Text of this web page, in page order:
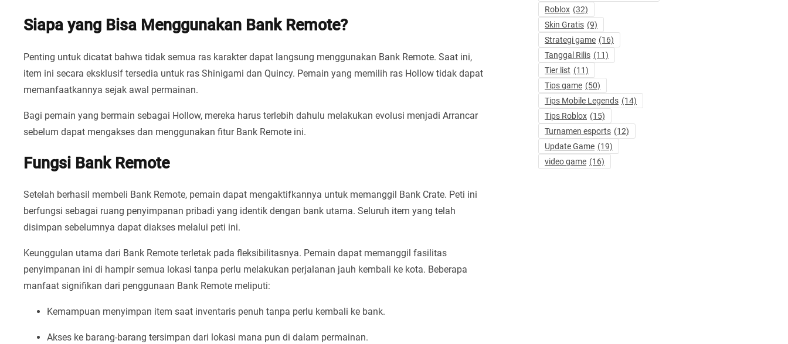
Siapa yang Bisa Menggunakan Bank Remote?
Penting untuk dicatat bahwa tidak semua ras karakter dapat langsung menggunakan Bank Remote. Saat ini,
item ini secara eksklusif tersedia untuk ras Shinigami dan Quincy. Pemain yang memilih ras Hollow tidak dapat
memanfaatkannya sejak awal permainan.
Bagi pemain yang bermain sebagai Hollow, mereka harus terlebih dahulu melakukan evolusi menjadi Arrancar
sebelum dapat mengakses dan menggunakan fitur Bank Remote ini.
Fungsi Bank Remote
Setelah berhasil membeli Bank Remote, pemain dapat mengaktifkannya untuk memanggil Bank Crate. Peti ini
berfungsi sebagai ruang penyimpanan pribadi yang identik dengan bank utama. Seluruh item yang telah
disimpan sebelumnya dapat diakses melalui peti ini.
Keunggulan utama dari Bank Remote terletak pada fleksibilitasnya. Pemain dapat memanggil fasilitas
penyimpanan ini di hampir semua lokasi tanpa perlu melakukan perjalanan jauh kembali ke kota. Beberapa
manfaat signifikan dari penggunaan Bank Remote meliputi:
Kemampuan menyimpan item saat inventaris penuh tanpa perlu kembali ke bank.
Akses ke barang-barang tersimpan dari lokasi mana pun di dalam permainan.
Roblox (32)
Skin Gratis (9)
Strategi game (16)
Tanggal Rilis (11)
Tier list (11)
Tips game (50)
Tips Mobile Legends (14)
Tips Roblox (15)
Turnamen esports (12)
Update Game (19)
video game (16)